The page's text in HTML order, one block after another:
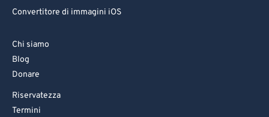
Convertitore di immagini iOS
Chi siamo
Blog
Donare
Riservatezza
Termini